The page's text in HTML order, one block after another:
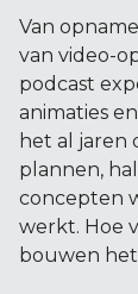
Van
van video-
podcast
animaties
het al jaren
plannen,
concepten
werkt. Hoe
bouwen